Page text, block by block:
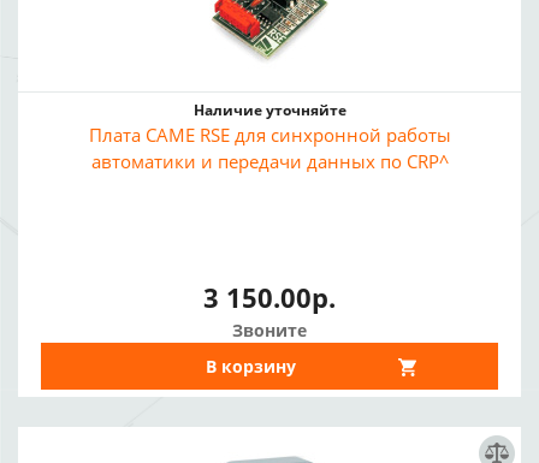
Наличие уточняйте
Плата CAME RSE для синхронной работы
автоматики и передачи данных по CRP^
3 150.00р.
Звоните
В корзину